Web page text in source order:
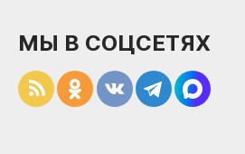
МЫ В СОЦСЕТЯХ